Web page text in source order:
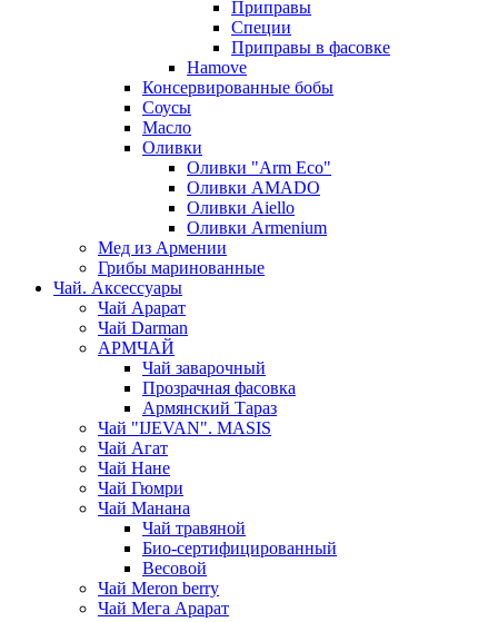
Приправы
Специи
Приправы в фасовке
Hamove
Консервированные бобы
Соусы
Масло
Оливки
Оливки "Arm Eco"
Оливки AMADO
Оливки Aiello
Оливки Armenium
Мед из Армении
Грибы маринованные
Чай. Аксессуары
Чай Арарат
Чай Darman
АРМЧАЙ
Чай заварочный
Прозрачная фасовка
Армянский Тараз
Чай "IJEVAN". MASIS
Чай Агат
Чай Нане
Чай Гюмри
Чай Манана
Чай травяной
Био-сертифицированный
Весовой
Чай Meron berry
Чай Мега Арарат